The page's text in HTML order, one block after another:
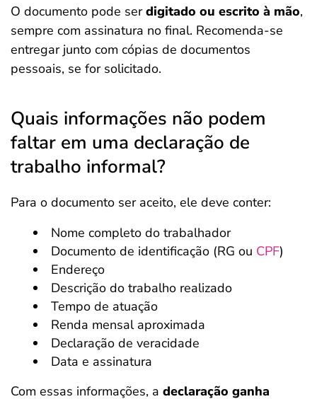
O documento pode serdigitado ou escrito à mão,
sempre com assinatura no final. Recomenda-se
entregar junto com cópias de documentos
pessoais, se for solicitado.
Quais informações não podem
faltar em uma declaração de
trabalho informal?
Para o documento ser aceito, ele deve conter:
Nome completo do trabalhador
Documento de identificação (RG ou CPF)
Endereço
Descrição do trabalho realizado
Tempo de atuação
Renda mensal aproximada
Declaração de veracidade
Data e assinatura
Com essas informações, a declaração ganha